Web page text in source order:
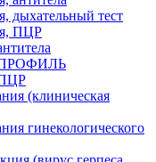
дыхательный тест
ПЦР
ПРОФИЛЬ
(клиническая
гинекологического